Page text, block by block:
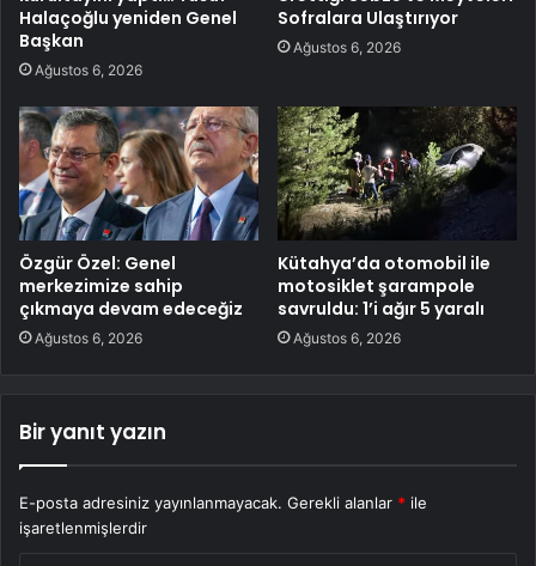
Halaçoğlu yeniden Genel
Başkan
Ağustos 6, 2026
Sofralara Ulaştırıyor
Ağustos 6, 2026
Özgür Özel: Genel
merkezimize sahip
çıkmaya devam edeceğiz
Ağustos 6, 2026
Kütahya’da otomobil ile
motosiklet şarampole
savruldu: 1’i ağır 5 yaralı
Ağustos 6, 2026
Bir yanıt yazın
E-posta adresiniz yayınlanmayacak. Gerekli alanlar * ile
işaretlenmişlerdir